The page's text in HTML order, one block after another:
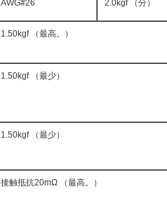
AWG#26 2.0kgf （分）
1.50kgf （最高。）
1.50kgf （最少）
1.50kgf （最少）
接触抵抗20mΩ （最高。）